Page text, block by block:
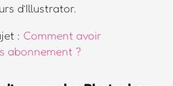
d’Illustrator.
: Comment avoir
abonnement ?